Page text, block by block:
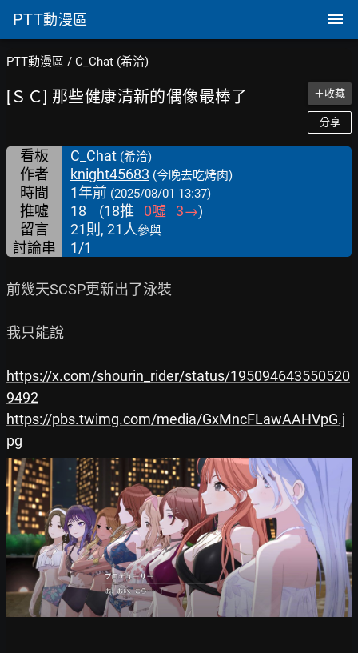
PTT動漫區
PTT動漫區 / C_Chat (希洽)
[ＳＣ] 那些健康清新的偶像最棒了 ＋收藏
分享
看板 C_Chat (希洽)
作者 knight45683 (今晚去吃烤肉)
時間 1年前 (2025/08/01 13:37)
推噓 18 (18推 0噓 3→)
留言
21則, 21人參與
討論串 1/1
前幾天SCSP更新出了泳裝
我只能說
https://x.com/shourin_rider/status/195094643550520
9492
https://pbs.twimg.com/media/GxMncFLawAAHVpG.j
pg